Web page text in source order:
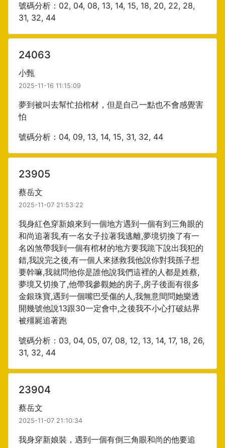
號碼分析：02, 04, 08, 13, 14, 15, 18, 20, 22, 28,
31, 32, 44
24063
小甄
2025-11-16 11:15:09
夢到被叫去幫忙抬棺材，但是自己一點也不會感覺害
怕
號碼分析：04, 09, 13, 14, 15, 31, 32, 44
23905
蔡岳文
2025-11-07 21:53:22
我身紅色穿新娘來到一個地方遇到一個有到三角眼的
和尚追著我,有一名女子拉著我逃離,夢境切換了有一
名凶煞帶我到一個有棺材的地方要我跪下說出我犯的
錯,我說完之後,有一個人來拯救我他說你對我孫子想
要幹嘛,我就問他你是誰他說我們這裡的人都是姓蔡,
夢境又切換了,他帶我參觀她的房子,房子後面有很多
金銀珠寶,遇到一個嘴巴受傷的人,我無意間問她樂透
開幾號他說13跟30一定會中,之後我不小心打破結界
被殭屍追著跑
號碼分析：03, 04, 05, 07, 08, 12, 13, 14, 17, 18, 26,
31, 32, 44
23904
蔡岳文
2025-11-07 21:10:34
我身穿新娘裝，遇到一個有倒三角眼和尚的他要追